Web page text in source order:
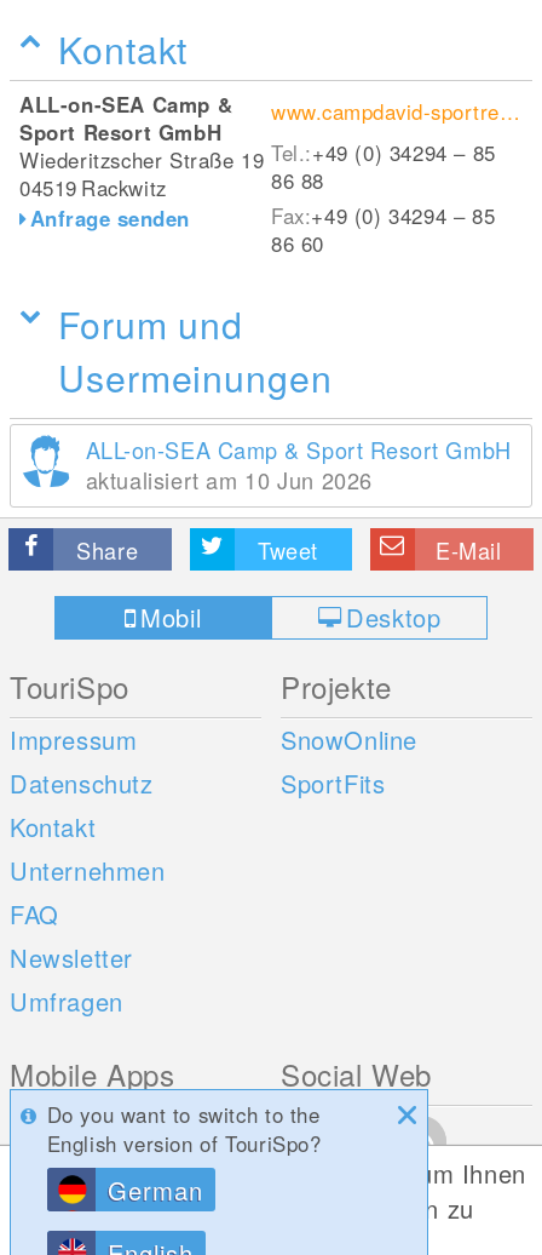
Kontakt
ALL-on-SEA Camp &
Sport Resort GmbH
Wiederitzscher Straße 19
04519 Rackwitz
Anfrage senden
www.campdavid-sportresort.de
Tel.:+49 (0) 34294 – 85
86 88
Fax:+49 (0) 34294 – 85
86 60
Forum und
Usermeinungen
ALL-on-SEA Camp & Sport Resort GmbH
aktualisiert am 10 Jun 2026
Share Tweet E-Mail
Mobil Desktop
TouriSpo
Impressum
Datenschutz
Kontakt
Unternehmen
FAQ
Newsletter
Umfragen
Projekte
SnowOnline
SportFits
Mobile Apps
iOS
Android
Social Web
Do you want to switch to the
English version of TouriSpo?
German
Diese Website verwendet Cookies, um Ihnen
die bestmögliche Funktionalität bieten zu
können.